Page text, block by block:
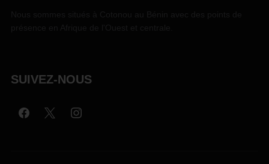
SUIVEZ-NOUS